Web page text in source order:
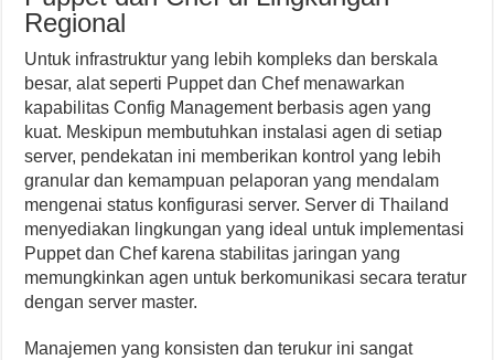
Regional
Untuk infrastruktur yang lebih kompleks dan berskala
besar, alat seperti Puppet dan Chef menawarkan
kapabilitas Config Management berbasis agen yang
kuat. Meskipun membutuhkan instalasi agen di setiap
server, pendekatan ini memberikan kontrol yang lebih
granular dan kemampuan pelaporan yang mendalam
mengenai status konfigurasi server. Server di Thailand
menyediakan lingkungan yang ideal untuk implementasi
Puppet dan Chef karena stabilitas jaringan yang
memungkinkan agen untuk berkomunikasi secara teratur
dengan server master.
Manajemen yang konsisten dan terukur ini sangat